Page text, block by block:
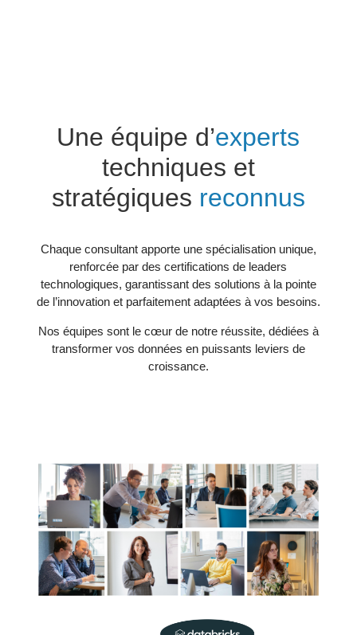
Une équipe d’experts
techniques et
stratégiques reconnus
Chaque consultant apporte une spécialisation unique,
renforcée par des certifications de leaders
technologiques, garantissant des solutions à la pointe
de l’innovation et parfaitement adaptées à vos besoins.
Nos équipes sont le cœur de notre réussite, dédiées à
transformer vos données en puissants leviers de
croissance.